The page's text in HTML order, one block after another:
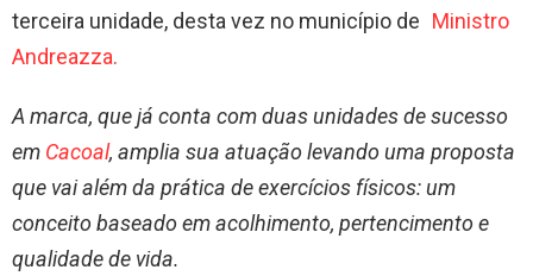
terceira unidade, desta vez no município de Ministro
Andreazza.
A marca, que já conta com duas unidades de sucesso
em Cacoal, amplia sua atuação levando uma proposta
que vai além da prática de exercícios físicos: um
conceito baseado em acolhimento, pertencimento e
qualidade de vida.